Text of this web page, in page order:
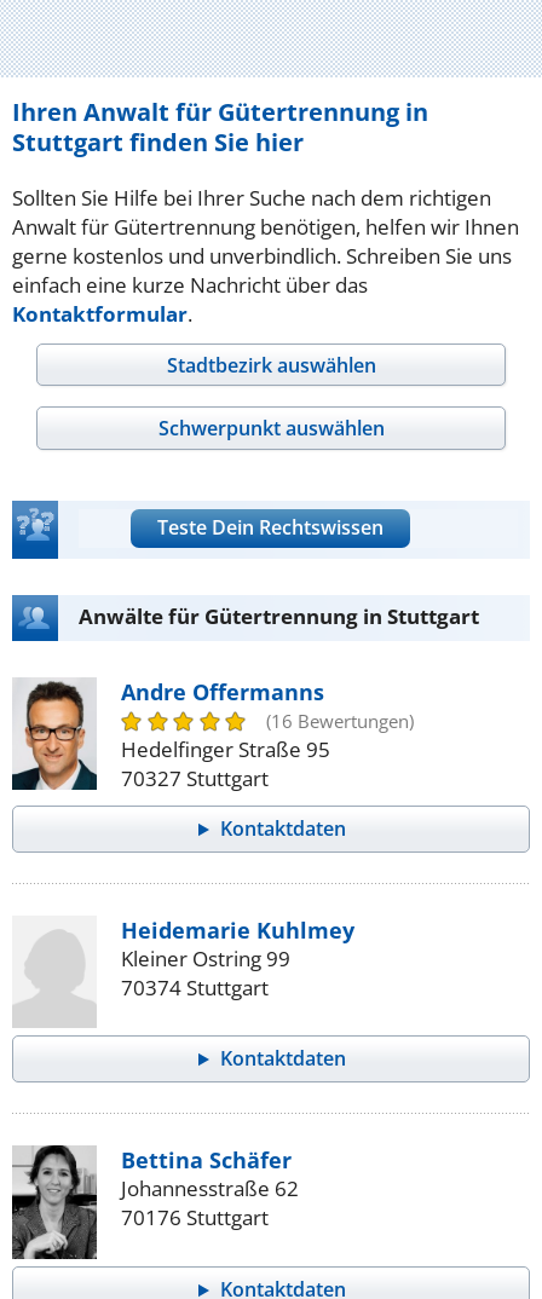
Ihren Anwalt für Gütertrennung in
Stuttgart finden Sie hier
Sollten Sie Hilfe bei Ihrer Suche nach dem richtigen
Anwalt für Gütertrennung benötigen, helfen wir Ihnen
gerne kostenlos und unverbindlich. Schreiben Sie uns
einfach eine kurze Nachricht über das
Kontaktformular.
Stadtbezirk auswählen
Schwerpunkt auswählen
Teste Dein Rechtswissen
Anwälte für Gütertrennung in Stuttgart
Andre Offermanns
(16 Bewertungen)
Hedelfinger Straße 95
70327 Stuttgart
Kontaktdaten
Heidemarie Kuhlmey
Kleiner Ostring 99
70374 Stuttgart
Kontaktdaten
Bettina Schäfer
Johannesstraße 62
70176 Stuttgart
Kontaktdaten